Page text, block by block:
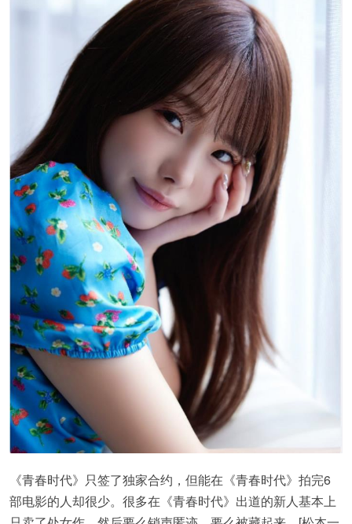
《青春时代》只签了独家合约，但能在《青春时代》拍完6
部电影的人却很少。很多在《青春时代》出道的新人基本上